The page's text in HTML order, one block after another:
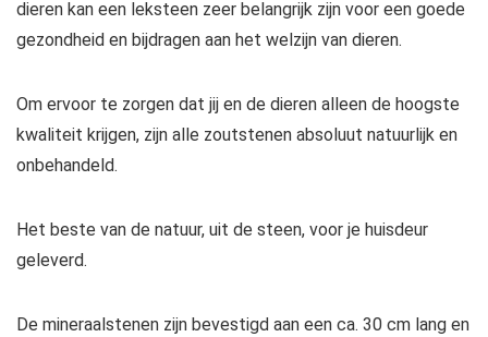
dieren kan een leksteen zeer belangrijk zijn voor een goede
gezondheid en bijdragen aan het welzijn van dieren.
Om ervoor te zorgen dat jij en de dieren alleen de hoogste
kwaliteit krijgen, zijn alle zoutstenen absoluut natuurlijk en
onbehandeld.
Het beste van de natuur, uit de steen, voor je huisdeur
geleverd.
De mineraalstenen zijn bevestigd aan een ca. 30 cm lang en